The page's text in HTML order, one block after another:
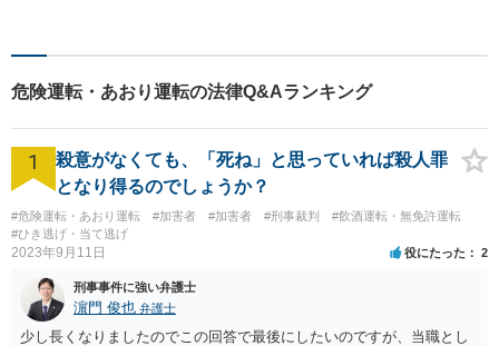
務、交通事故、相続・遺言・
後見、離婚問題、刑事事件な
ど。
危険運転・あおり運転の法律Q&Aランキング
1
殺意がなくても、「死ね」と思っていれば殺人罪
となり得るのでしょうか？
#危険運転・あおり運転 #加害者 #加害者 #刑事裁判
#飲酒運転・無免許運転
#ひき逃げ・当て逃げ
2023年9月11日 役にたった 2
刑事事件に強い弁護士
濵門 俊也 弁護士
少し長くなりましたのでこの回答で最後にしたいのですが、当職とし